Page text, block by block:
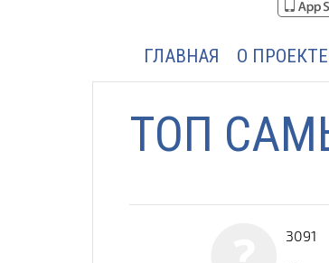
ГЛАВНАЯ О ПРОЕКТЕ
ТОП
3091